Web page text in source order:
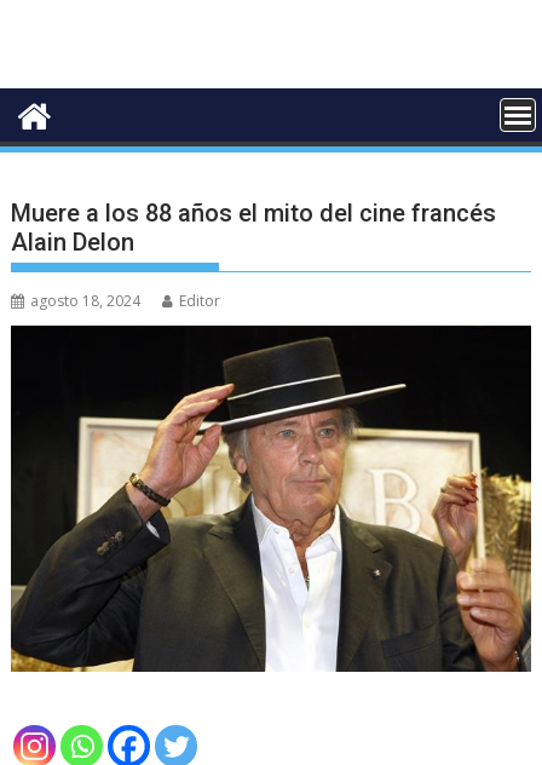
Muere a los 88 años el mito del cine francés
Alain Delon
agosto 18, 2024 Editor